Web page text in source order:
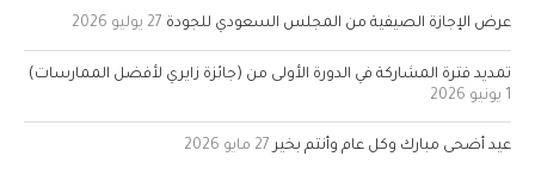
عرض الإجازة الصيفية من المجلس السعودي للجودة 27 يوليو 2026
تمديد فترة المشاركة في الدورة الأولى من (جائزة زايري لأفضل الممارسات)
1 يونيو 2026
عيد أضحى مبارك وكل عام وأنتم بخير 27 مايو 2026